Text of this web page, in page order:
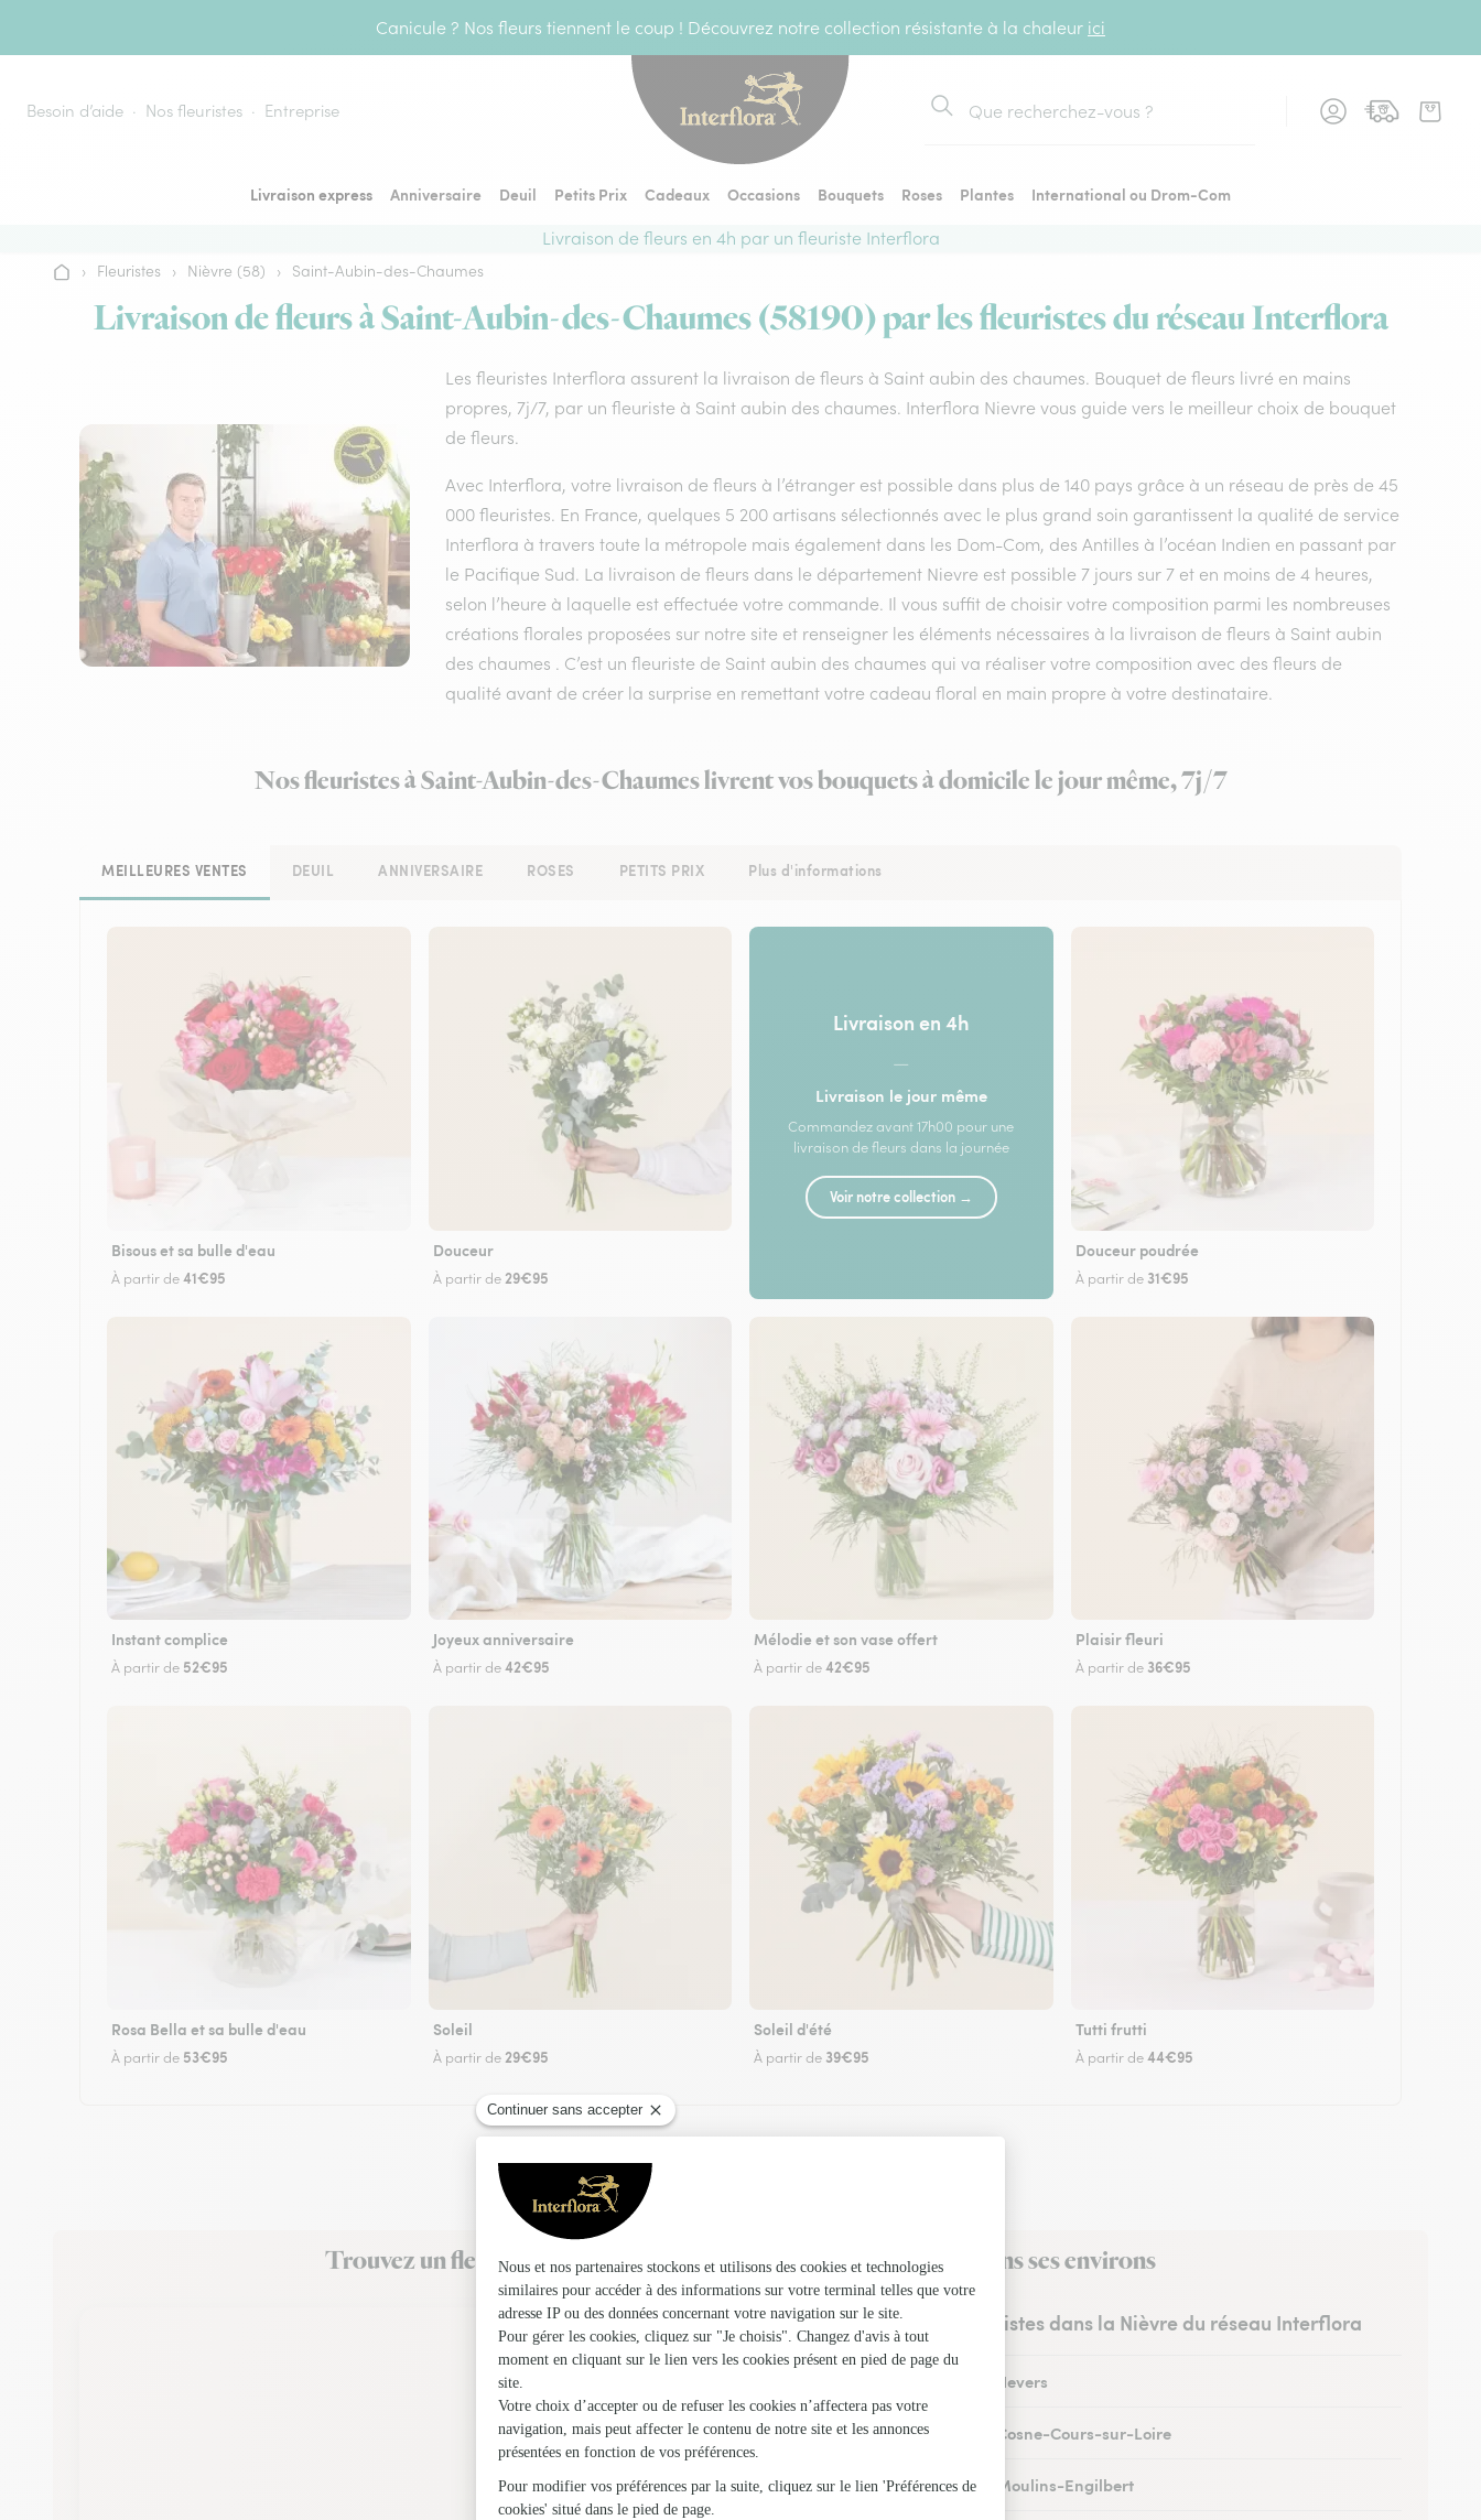
Canicule ? Nos fleurs tiennent le coup ! Découvrez notre collection résistante à la chaleur ici
Besoin d’aide Nos fleuristes Entreprise
Rechercher
Livraison express Anniversaire Deuil Petits Prix Cadeaux Occasions Bouquets Roses Plantes
International ou Drom-Com
Livraison de fleurs en 4h par un fleuriste Interflora
Accueil
› Fleuristes › Nièvre (58) › Saint-Aubin-des-Chaumes
Livraison de fleurs à Saint-Aubin-des-Chaumes (58190) par les fleuristes du réseau Interflora
Les fleuristes Interflora assurent la livraison de fleurs à Saint aubin des chaumes. Bouquet de fleurs livré en mains
propres, 7j/7, par un fleuriste à Saint aubin des chaumes. Interflora Nievre vous guide vers le meilleur choix de bouquet
de fleurs.
Avec Interflora, votre livraison de fleurs à l’étranger est possible dans plus de 140 pays grâce à un réseau de près de 45
000 fleuristes. En France, quelques 5 200 artisans sélectionnés avec le plus grand soin garantissent la qualité de service
Interflora à travers toute la métropole mais également dans les Dom-Com, des Antilles à l’océan Indien en passant par
le Pacifique Sud. La livraison de fleurs dans le département Nievre est possible 7 jours sur 7 et en moins de 4 heures,
selon l’heure à laquelle est effectuée votre commande. Il vous suffit de choisir votre composition parmi les nombreuses
créations florales proposées sur notre site et renseigner les éléments nécessaires à la livraison de fleurs à Saint aubin
des chaumes . C’est un fleuriste de Saint aubin des chaumes qui va réaliser votre composition avec des fleurs de
qualité avant de créer la surprise en remettant votre cadeau floral en main propre à votre destinataire.
Nos fleuristes à Saint-Aubin-des-Chaumes livrent vos bouquets à domicile le jour même, 7j/7
MEILLEURES VENTES DEUIL ANNIVERSAIRE ROSES PETITS PRIX Plus d'informations
Bisous et sa bulle d'eau
À partir de41€95
Douceur
À partir de 29€95
Livraison en 4h
—
Livraison le jour même
Commandez avant 17h00 pour une
livraison de fleurs dans la journée
Voir notre collection →
Douceur poudrée
À partir de 31€95
Instant complice
À partir de 52€95
Joyeux anniversaire
À partir de42€95
Mélodie et son vase offert
À partir de42€95
Plaisir fleuri
À partir de 36€95
Rosa Bella et sa bulle d'eau
À partir de 53€95
Soleil
À partir de 29€95
Soleil d'été
À partir de 39€95
Tutti frutti
À partir de44€95
Trouvez un fleuriste Interflora à Saint-Aubin-des-Chaumes et dans ses environs
Les fleuristes dans la Nièvre du réseau Interflora
Fleuristes à Nevers
Fleuristes à Cosne-Cours-sur-Loire
Fleuristes à Moulins-Engilbert